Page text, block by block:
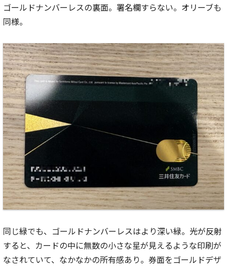
ゴールドナンバーレスの裏面。署名欄すらない。オリーブも
同様。
同じ緑でも、ゴールドナンバーレスはより深い緑。光が反射
すると、カードの中に無数の小さな星が見えるような印刷が
なされていて、なかなかの所有感あり。券面をゴールドデザ